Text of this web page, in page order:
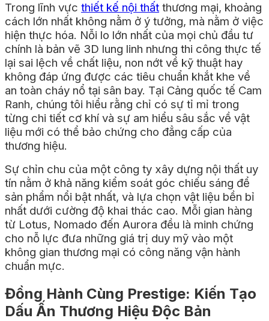
Trong lĩnh vực thiết kế nội thất thương mại, khoảng
cách lớn nhất không nằm ở ý tưởng, mà nằm ở việc
hiện thực hóa. Nỗi lo lớn nhất của mọi chủ đầu tư
chính là bản vẽ 3D lung linh nhưng thi công thực tế
lại sai lệch về chất liệu, non nớt về kỹ thuật hay
không đáp ứng được các tiêu chuẩn khắt khe về
an toàn cháy nổ tại sân bay. Tại Cảng quốc tế Cam
Ranh, chúng tôi hiểu rằng chỉ có sự tỉ mỉ trong
từng chi tiết cơ khí và sự am hiểu sâu sắc về vật
liệu mới có thể bảo chứng cho đẳng cấp của
thương hiệu.
Sự chỉn chu của một công ty xây dựng nội thất uy
tín nằm ở khả năng kiểm soát góc chiếu sáng để
sản phẩm nổi bật nhất, và lựa chọn vật liệu bền bỉ
nhất dưới cường độ khai thác cao. Mỗi gian hàng
từ Lotus, Nomado đến Aurora đều là minh chứng
cho nỗ lực đưa những giá trị duy mỹ vào một
không gian thương mại có công năng vận hành
chuẩn mực.
Đồng Hành Cùng Prestige: Kiến Tạo
Dấu Ấn Thương Hiệu Độc Bản